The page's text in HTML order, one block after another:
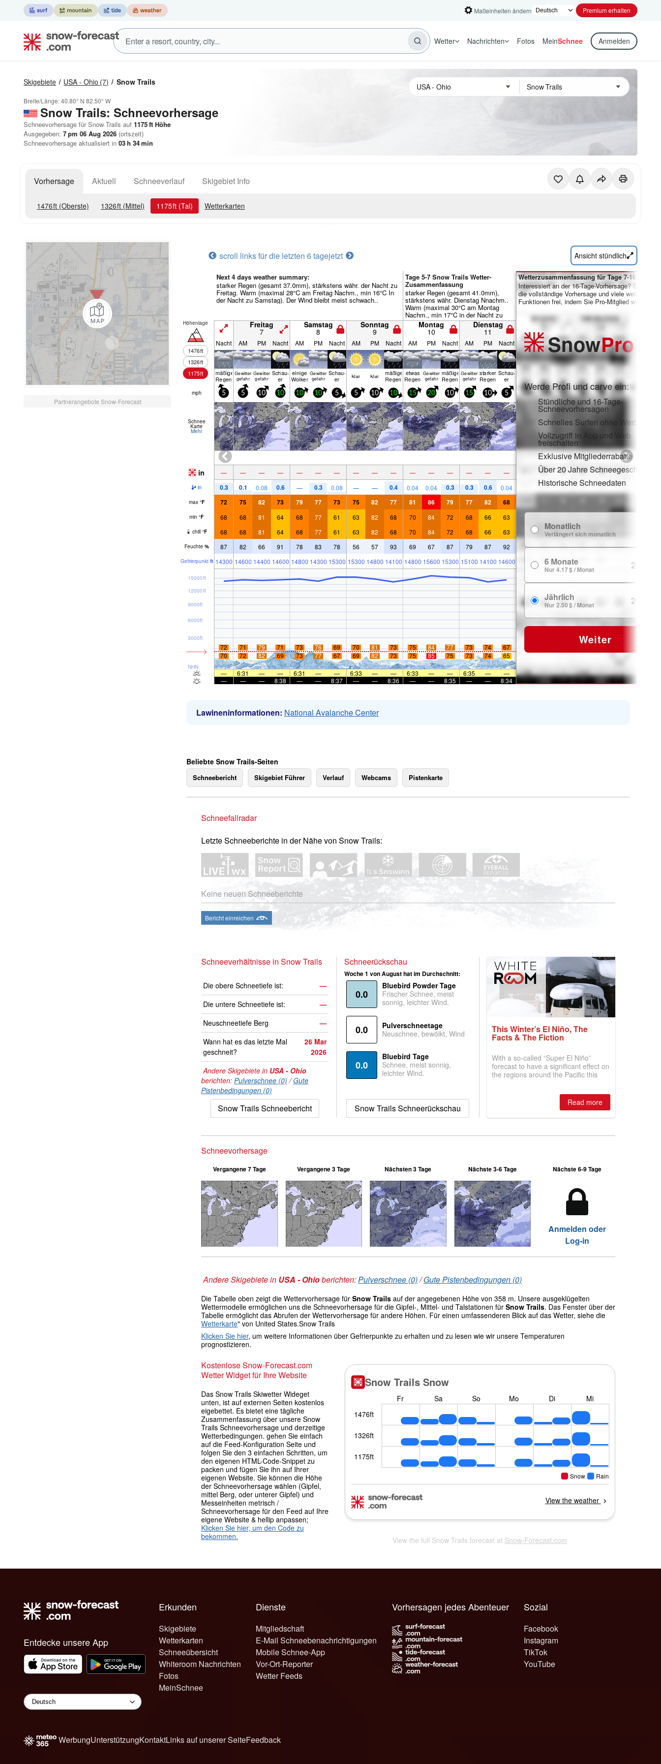
Maßeinheiten ändern Premium erhalten
Wetter Nachrichten Fotos MeinSchnee Anmelden
Skigebiete USA - Ohio (7) Snow Trails
Breite/Länge:40.80° N 82.50° W
Snow Trails: Schneevorhersage
Schneevorhersage für Snow Trails auf 1175ft Höhe
Ausgegeben: 7 pm 06 Aug 2026 (ortszeit)
Schneevorhersage aktualisiert in 03h 34min
Vorhersage Aktuell Schneeverlauf Skigebiet Info
1476ft (Oberste) 1326ft (Mittel) 1175ft (Tal) Wetterkarten
Partnerangebote Snow-Forecast
scroll links für die letzten 6 tagejetzt Ansicht stündlich
Next 4 days weather summary:
starker Regen (gesamt 37.0mm), stärkstens währ. der Nacht zu
Freitag. Warm (maximal 28°C am Freitag Nachm., min 16°C In
der Nacht zu Samstag). Der Wind bleibt meist schwach..
Tage 5-7 Snow Trails Wetter-
Zusammenfassung
starker Regen (gesamt 41.0mm),
stärkstens währ. Dienstag Nnachm..
Warm (maximal 30°C am Montag
Nachm., min 17°C in der Nacht zu
Dienstag). Der Wind bleibt meist
schwach..
Höhenlage
1476ft
1326ft
1175ft
Freitag
7
Samstag
8
Sonntag
9
Montag
10
Dienstag
11
Nacht AM PM Nacht AM PM Nacht AM PM Nacht AM PM Nacht AM PM Nacht
mäßiger
Regen
Gewitter
gefahr
Gewitter
gefahr
Schau­
er
einige
Wolken
Gewitter
gefahr
Schau­
er klar klar mäßiger
Regen
etwas
Regen
Gewitter
gefahr
mäßiger
Regen
Gewitter
gefahr
starker
Regen
Schau­
er
mph 5 5 10 10 10 10 5 5 10 10 15 20 10 15 10 5
Schnee
Karte
Mehr
in — — — — — — — — — — — — — — — —
in 0.3 0.1 0.08 0.6 — 0.3 0.08 — — 0.4 0.04 0.04 0.3 0.3 0.6 0.04
max °F 72 75 82 73 79 77 73 75 82 77 81 86 79 77 82 68
min °F 68 68 81 64 68 77 61 63 82 68 70 84 72 68 66 63
chill °F 68 68 81 64 68 77 61 63 82 68 70 84 72 68 66 63
Feuchte % 87 82 66 91 78 83 78 56 57 93 69 67 87 79 87 92
Gefrier­punkt ft 14300 14600 14400 14600 14800 14300 15300 15300 14800 14100 14800 15600 15300 15100 14100 14600
NHN
3000ft
6000ft
9000ft
12000ft
15000ft
72 71 79 71 73 76 69 70 81 73 75 84 77 73 74
67
70
72 82 69 73 77 67 69 82 73 75 85 75 73 74 65
— 6:31 — — 6:31 — — 6:33 — — 6:33 — — 6:35 —
—
—
— — 8:38 — — 8:37 — — 8:36 — — 8:35 — — 8:34
Wetterzusammenfassung für Tage 7-16:
Interessiert an der 16-Tage-Vorhersage? Schalten
die vollständige Vorhersage und viele weitere
Funktionen frei, indem Sie Pro-Mitglied werden.
SnowPro
Werde Profi und carve ein:
Stündliche und 16-Tage-
Schneevorhersagen
Schnelles Surfen ohne Werbung
Vollzugriff in App und Web
freischalten
Exklusive Mitgliederrabatte
Über 20 Jahre Schneegeschichte
Historische Schneedaten
Monatlich
Verlängert sich monatlich
6 Monate
Nur 4.17 $ / Monat 24.99 $
Jährlich
Nur 2.50 $ / Monat 29.99 $
Weiter
Lawineninformationen: National Avalanche Center
Beliebte Snow Trails-Seiten
Schneebericht Skigebiet Führer Verlauf Webcams Pistenkarte
Schneefallradar
Letzte Schneeberichte in der Nähe von Snow Trails:
Keine neuen Schneeberichte
Bericht einreichen
Schneeverhältnisse in Snow Trails
Die obere Schneetiefe ist:
—
Die untere Schneetiefe ist:
—
Neuschneetiefe Berg
—
Wann hat es das letzte Mal
geschneit?
26 Mar
2026
Andere Skigebiete in USA - Ohio
berichten: Pulverschnee (0) /Gute
Pistenbedingungen (0)
Snow Trails Schneebericht
Schneerückschau
Woche 1 von August hat im Durchschnitt:
0.0
Bluebird Powder Tage
Frischer Schnee, meist
sonnig, leichter Wind.
0.0
Pulverschneetage
Neuschnee, bewölkt, Wind
0.0
Bluebird Tage
Schnee, meist sonnig,
leichter Wind.
Snow Trails Schneerückschau
This Winter’s El Niño, The
Facts & The Fiction
With a so-called “Super El Niño”
forecast to have a significant effect on
the regions around the Pacific this
where are the best odds?Read more
Schneevorhersage
Vergangene 7 Tage Vergangene 3 Tage Nächsten 3 Tage Nächste 3-6 Tage Nächste 6-9 Tage
Anmelden oder
Log-in
Andere Skigebiete in USA - Ohioberichten:Pulverschnee (0)/Gute Pistenbedingungen (0)
Die Tabelle oben zeigt die Wettervorhersage für Snow Trails auf der angegebenen Höhe von 358 m. Unsere ausgeklügelten
Wettermodelle ermöglichen uns die Schneevorhersage für die Gipfel-, Mittel- und Talstationen für Snow Trails. Das Fenster über der
Tabelle ermöglicht das Abrufen der Wettervorhersage für andere Höhen. Für einen umfassenderen Blick auf das Wetter, siehe die
Wetterkarte" von United States.Snow Trails
Klicken Sie hier, um weitere Informationen über Gefrierpunkte zu erhalten und zu lesen wie wir unsere Temperaturen
prognostizieren.
Kostenlose Snow-Forecast.com
Wetter Widget für Ihre Website
Das Snow Trails Skiwetter Wideget
unten, ist auf externen Seiten kostenlos
eigebettet. Es bietet eine tägliche
Zusammenfassung über unsere Snow
Trails Schneevorhersage und derzeitige
Wetterbedingungen. gehen Sie einfach
auf die Feed-Konfiguration Seite und
folgen Sie den 3 einfachen Schritten, um
den eigenen HTML-Code-Snippet zu
packen und fügen Sie ihn auf Ihrer
eigenen Website. Sie können die Höhe
der Schneevorhersage wählen (Gipfel,
mittel Berg, oder unterer Gipfel) und
Messeinheiten metrisch /
Schneevorhersage für den Feed auf Ihre
eigene Website & hellip anpassen;
Klicken Sie hier, um den Code zu
bekommen.
View the full Snow Trails forecast at Snow-Forecast.com
Entdecke unsere App
Erkunden
Skigebiete
Wetterkarten
Schneeübersicht
Whiteroom Nachrichten
Fotos
MeinSchnee
Dienste
Mitgliedschaft
E-Mail Schneebenachrichtigungen
Mobile Schnee-App
Vor-Ort-Reporter
Wetter Feeds
Sozial
Facebook
Instagram
TikTok
YouTube
Vorhersagen jedes Abenteuer
WerbungUnterstützungKontaktLinks auf unserer SeiteFeedback